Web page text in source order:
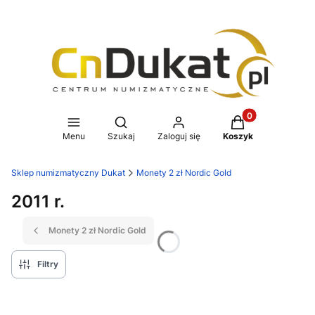
Menu
Otwórz wyszukiwarkę
Szukaj Zaloguj się
Produkty w
Koszyk
Sklep numizmatyczny Dukat Monety 2 zł Nordic Gold
2011 r.
Monety 2 zł Nordic Gold
Filtry